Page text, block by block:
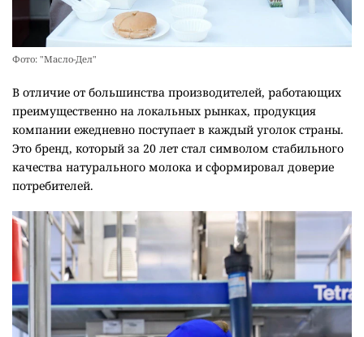
Фото: "Масло-Дел"
В отличие от большинства производителей, работающих
преимущественно на локальных рынках, продукция
компании ежедневно поступает в каждый уголок страны.
Это бренд, который за 20 лет стал символом стабильного
качества натурального молока и сформировал доверие
потребителей.